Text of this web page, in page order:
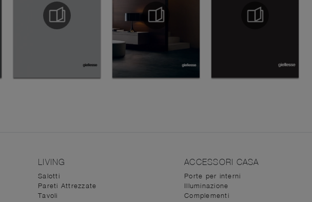
LIVING
Salotti
Pareti Attrezzate
Tavoli
ACCESSORI CASA
Porte per interni
Illuminazione
Complementi